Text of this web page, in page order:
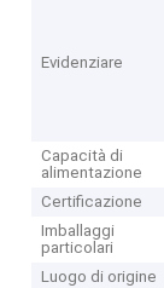
Evidenziare
Capacità di
alimentazione
Certificazione
Imballaggi
particolari
Luogo di origine